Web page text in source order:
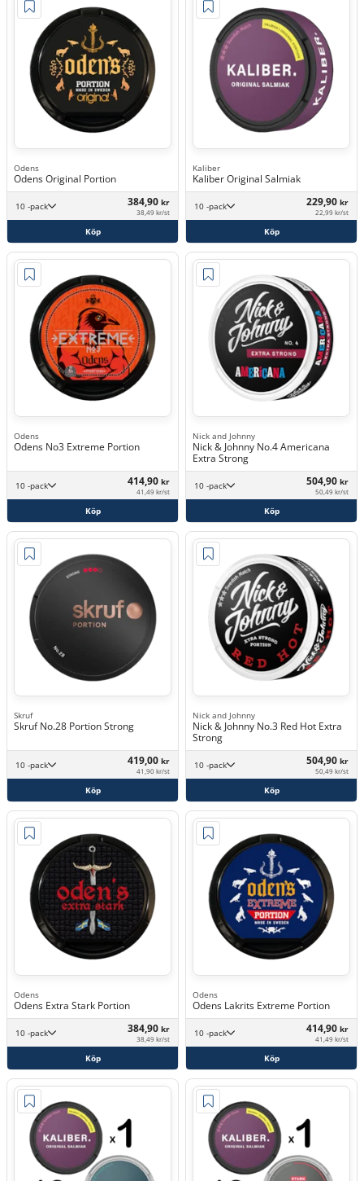
Odens
Odens Original Portion
10 -pack 384,90 kr
38,49 kr/st
Köp
Kaliber
Kaliber Original Salmiak
10 -pack 229,90 kr
22,99 kr/st
Köp
Odens
Odens No3 Extreme Portion
10 -pack 414,90 kr
41,49 kr/st
Köp
Nick and Johnny
Nick & Johnny No.4 Americana
Extra Strong
10 -pack 504,90 kr
50,49 kr/st
Köp
Skruf
Skruf No.28 Portion Strong
10 -pack 419,00 kr
41,90 kr/st
Köp
Nick and Johnny
Nick & Johnny No.3 Red Hot Extra
Strong
10 -pack 504,90 kr
50,49 kr/st
Köp
Odens
Odens Extra Stark Portion
10 -pack 384,90 kr
38,49 kr/st
Köp
Odens
Odens Lakrits Extreme Portion
10 -pack 414,90 kr
41,49 kr/st
Köp